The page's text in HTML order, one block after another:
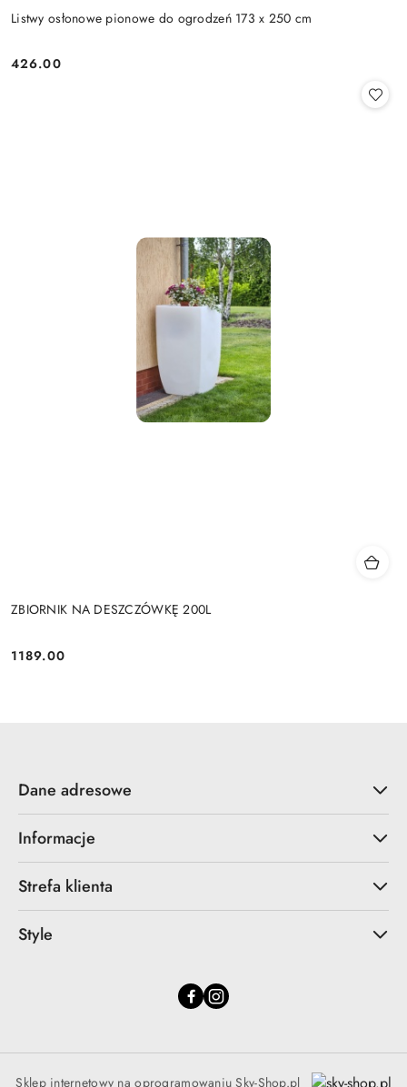
Listwy osłonowe pionowe do ogrodzeń 173 x 250 cm
Cena:
426.00
ZBIORNIK NA DESZCZÓWKĘ 200L
Cena:
1189.00
Dane adresowe
Informacje
Strefa klienta
Style
Sklep internetowy na oprogramowaniu Sky-Shop.pl